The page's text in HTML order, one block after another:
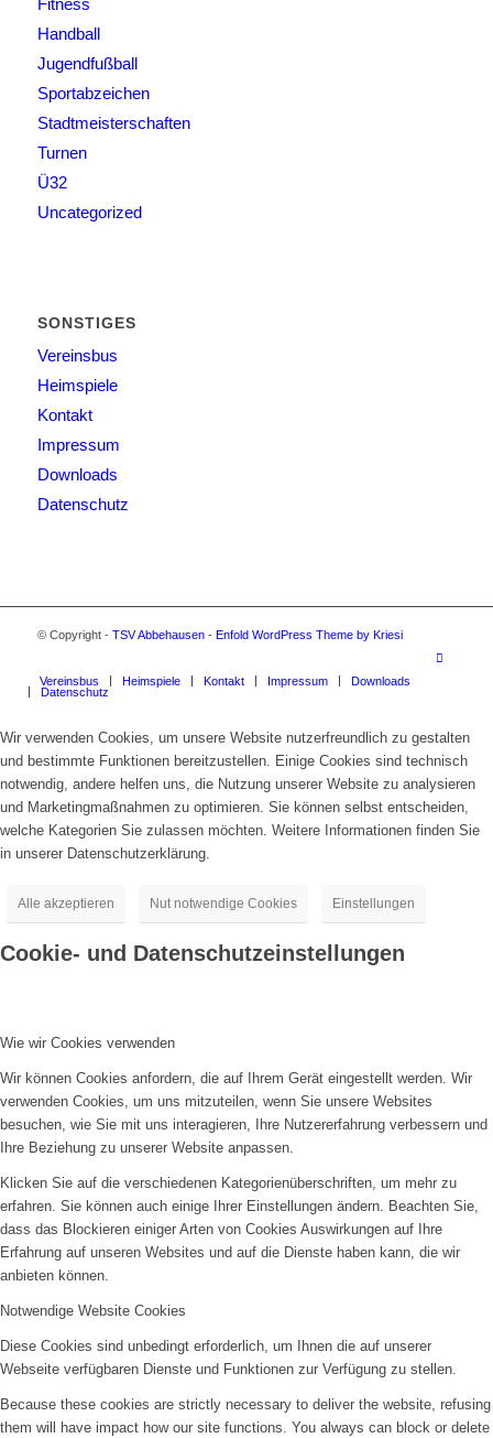
Fitness
Handball
Jugendfußball
Sportabzeichen
Stadtmeisterschaften
Turnen
Ü32
Uncategorized
SONSTIGES
Vereinsbus
Heimspiele
Kontakt
Impressum
Downloads
Datenschutz
© Copyright - TSV Abbehausen- Enfold WordPress Theme by Kriesi
Vereinsbus Heimspiele Kontakt Impressum
Downloads
Datenschutz
Wir verwenden Cookies, um unsere Website nutzerfreundlich zu gestalten
und bestimmte Funktionen bereitzustellen. Einige Cookies sind technisch
notwendig, andere helfen uns, die Nutzung unserer Website zu analysieren
und Marketingmaßnahmen zu optimieren. Sie können selbst entscheiden,
welche Kategorien Sie zulassen möchten. Weitere Informationen finden Sie
in unserer Datenschutzerklärung.
Alle akzeptieren Nut notwendige Cookies Einstellungen
Cookie- und Datenschutzeinstellungen
Wie wir Cookies verwenden
Wir können Cookies anfordern, die auf Ihrem Gerät eingestellt werden. Wir
verwenden Cookies, um uns mitzuteilen, wenn Sie unsere Websites
besuchen, wie Sie mit uns interagieren, Ihre Nutzererfahrung verbessern und
Ihre Beziehung zu unserer Website anpassen.
Klicken Sie auf die verschiedenen Kategorienüberschriften, um mehr zu
erfahren. Sie können auch einige Ihrer Einstellungen ändern. Beachten Sie,
dass das Blockieren einiger Arten von Cookies Auswirkungen auf Ihre
Erfahrung auf unseren Websites und auf die Dienste haben kann, die wir
anbieten können.
Notwendige Website Cookies
Diese Cookies sind unbedingt erforderlich, um Ihnen die auf unserer
Webseite verfügbaren Dienste und Funktionen zur Verfügung zu stellen.
Because these cookies are strictly necessary to deliver the website, refusing
them will have impact how our site functions. You always can block or delete